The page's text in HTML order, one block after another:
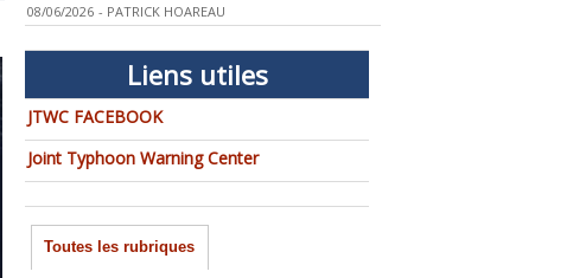
temporarily back to CAT 4 US with the
unexpected inner core re-
consolidation/Invest 94W//04@1000 UTC
08/04/2026 -PATRICK HOAREAU
WESTERN PACIFIC: TY 12W(DOLPHIN) CAT 2
to IWO TO island within 12 hours/Invest
94W//03@2230 UTC
PATRICK HOAREAU
Liens utiles
JTWC FACEBOOK
Joint Typhoon Warning Center
Toutes les rubriques